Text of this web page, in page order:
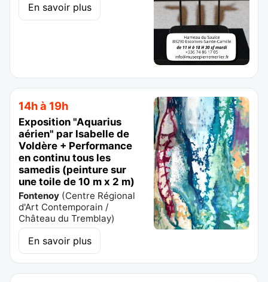
En savoir plus
14h à 19h
Exposition "Aquarius
aérien" par Isabelle de
Voldère + Performance
en continu tous les
samedis (peinture sur
une toile de 10 m x 2 m)
Fontenoy (Centre Régional
d'Art Contemporain /
Château du Tremblay)
En savoir plus